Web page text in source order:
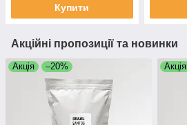
Купити
Акційні пропозиції та новинки
Акція –20% Акція